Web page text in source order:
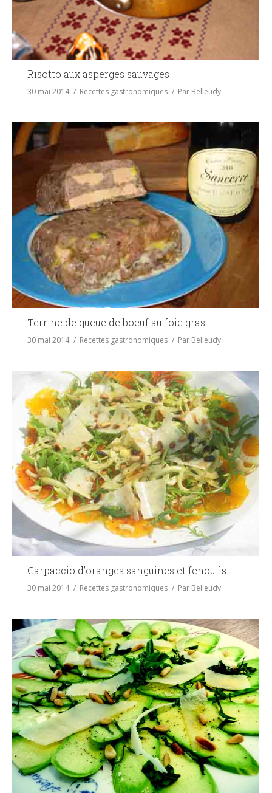
Risotto aux asperges sauvages
30 mai 2014 Recettes gastronomiques Par Belleudy
Terrine de queue de boeuf au foie gras
30 mai 2014 Recettes gastronomiques Par Belleudy
Carpaccio d’oranges sanguines et fenouils
30 mai 2014 Recettes gastronomiques Par Belleudy